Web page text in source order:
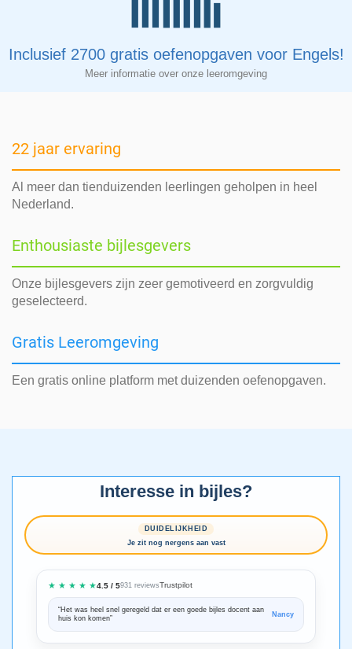
Inclusief 2700 gratis oefenopgaven voor Engels!
Meer informatie over onze leeromgeving
22 jaar ervaring
Al meer dan tienduizenden leerlingen geholpen in heel
Nederland.
Enthousiaste bijlesgevers
Onze bijlesgevers zijn zeer gemotiveerd en zorgvuldig
geselecteerd.
Gratis Leeromgeving
Een gratis online platform met duizenden oefenopgaven.
Interesse in bijles?
DUIDELIJKHEID
Je zit nog nergens aan vast
★ ★ ★ ★ ★4.5 / 5931 reviewsTrustpilot
“Het was heel snel geregeld dat er een goede bijles docent aan
huis kon komen”
Nancy